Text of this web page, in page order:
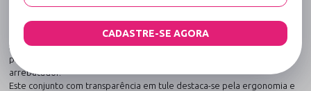
Desenvolvido para mulheres que não abrem mão da sofisticação.
Conjunto com Transparência em Tule - Enxuta e Enxuto -
redefine o conceito deconjunto de lingerie sexy
sofisticação de à praticidade do tecido premium, esta peça foi criada
para proporcionar uma experiência sensorial única e um visual
arrebatador.
Este conjunto com transparência em tule destaca-se pela ergonomia e
CADASTRE-SE AGORA